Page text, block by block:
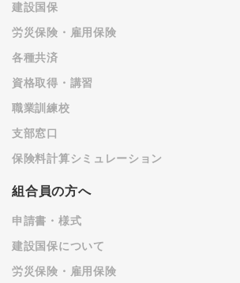
建設国保
労災保険・雇用保険
各種共済
資格取得・講習
職業訓練校
支部窓口
保険料計算シミュレーション
組合員の方へ
申請書・様式
建設国保について
労災保険・雇用保険